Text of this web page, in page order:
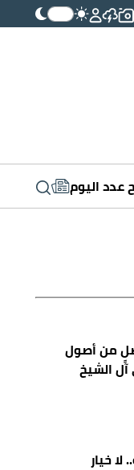
عدد اليوم
من أصول
الشيخ
خيار